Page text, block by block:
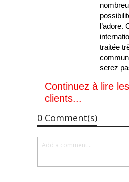
l’adore.
traitée
serez
Continuez à lire
clients...
0 Comment(s)